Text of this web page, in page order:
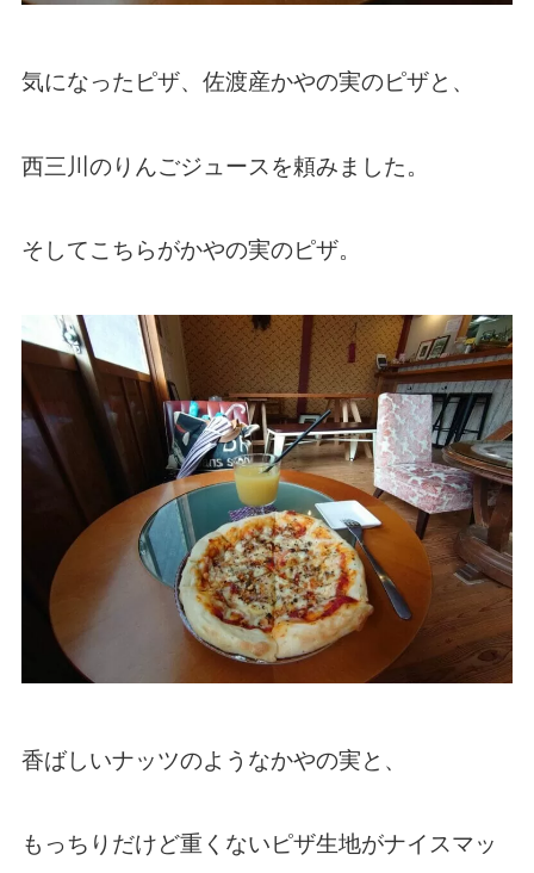
気になったピザ、佐渡産かやの実のピザと、
西三川のりんごジュースを頼みました。
そしてこちらがかやの実のピザ。
香ばしいナッツのようなかやの実と、
もっちりだけど重くないピザ生地がナイスマッ